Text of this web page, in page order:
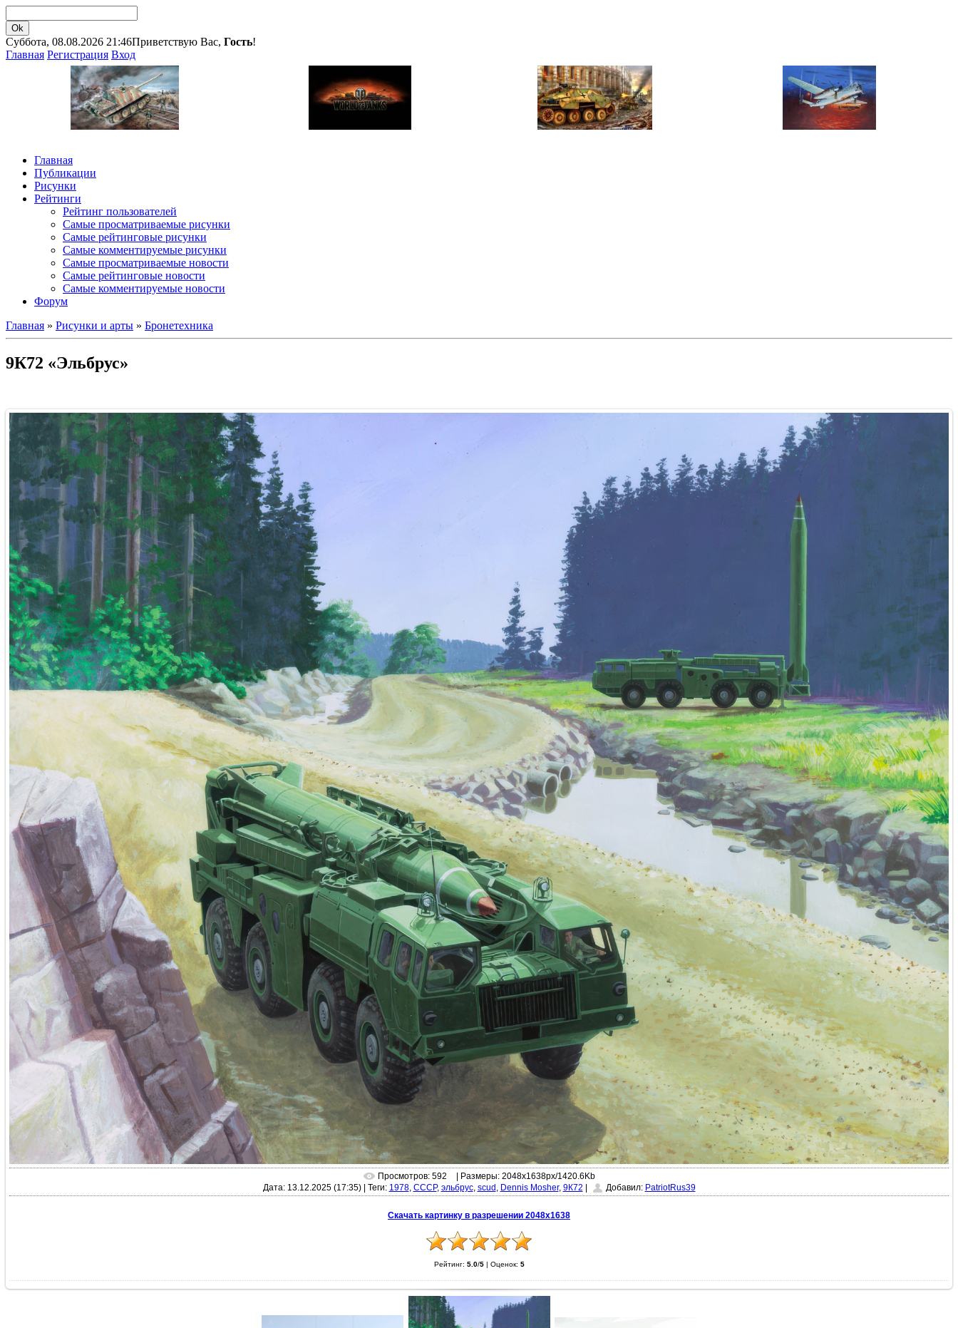
Суббота, 08.08.2026 21:46Приветствую Вас, Гость!
Главная Регистрация Вход
Главная
Публикации
Рисунки
Рейтинги
Рейтинг пользователей
Самые просматриваемые рисунки
Самые рейтинговые рисунки
Самые комментируемые рисунки
Самые просматриваемые новости
Самые рейтинговые новости
Самые комментируемые новости
Форум
Главная » Рисунки и арты » Бронетехника
9К72 «Эльбрус»
Просмотров: 592
| Размеры: 2048x1638px/1420.6Kb
Дата: 13.12.2025 (17:35)| Теги: 1978, СССР, эльбрус, scud , Dennis Mosher, 9К72 Добавил: PatriotRus39
Скачать картинку в разрешении 2048x1638
Рейтинг: 5.0/5| Оценок: 5